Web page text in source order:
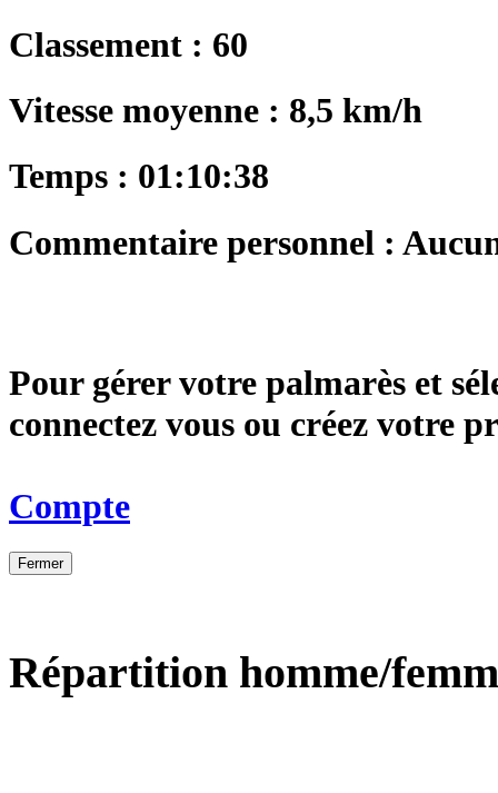
Classement : 60
Vitesse moyenne : 8,5 km/h
Temps : 01:10:38
Commentaire personnel :
Pour gérer votre palmarès et
connectez vous ou créez votre
Compte
Fermer
Répartition homme/